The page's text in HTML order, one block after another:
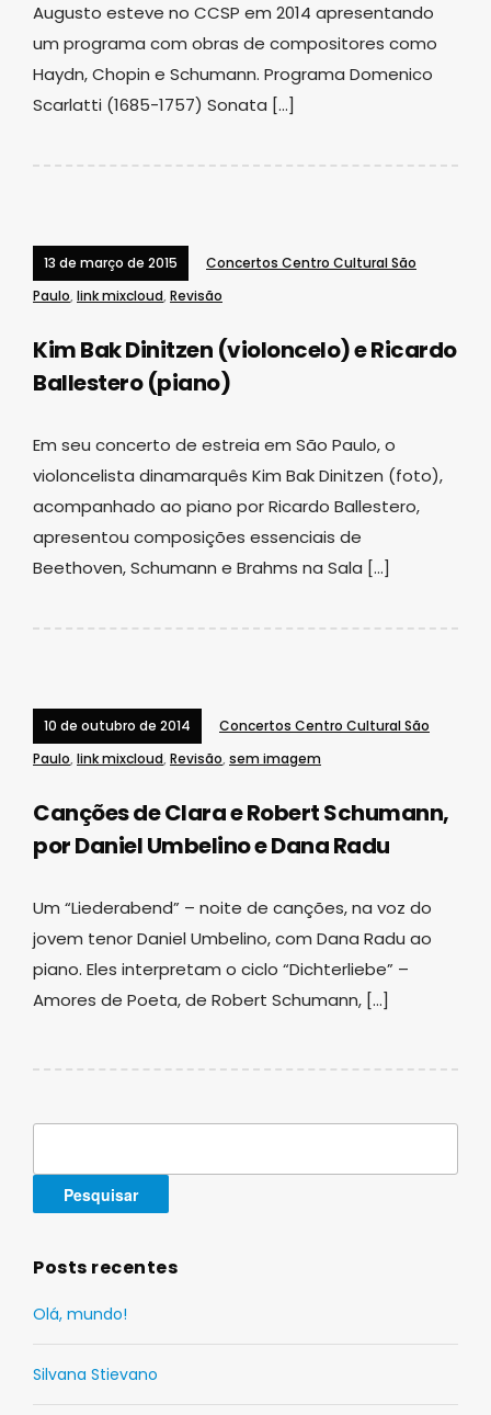
Augusto esteve no CCSP em 2014 apresentando
um programa com obras de compositores como
Haydn, Chopin e Schumann. Programa Domenico
Scarlatti (1685-1757) Sonata […]
13 de março de 2015
Concertos Centro Cultural São
Paulo, link mixcloud, Revisão
Kim Bak Dinitzen (violoncelo) e Ricardo
Ballestero (piano)
Em seu concerto de estreia em São Paulo, o
violoncelista dinamarquês Kim Bak Dinitzen (foto),
acompanhado ao piano por Ricardo Ballestero,
apresentou composições essenciais de
Beethoven, Schumann e Brahms na Sala […]
10 de outubro de 2014
Concertos Centro Cultural São
Paulo, link mixcloud, Revisão, sem imagem
Canções de Clara e Robert Schumann,
por Daniel Umbelino e Dana Radu
Um “Liederabend” – noite de canções, na voz do
jovem tenor Daniel Umbelino, com Dana Radu ao
piano. Eles interpretam o ciclo “Dichterliebe” –
Amores de Poeta, de Robert Schumann, […]
Posts recentes
Olá, mundo!
Silvana Stievano